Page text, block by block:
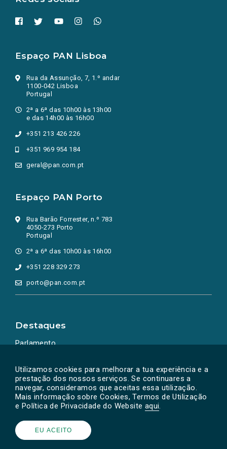
Utilizamos cookies para melhorar a tua experiência e a
prestação dos nossos serviços. Se continuares a
navegar, consideramos que aceitas essa utilização.
Mais informação sobre Cookies, Termos de Utilização
e Política de Privacidade do Website aqui.
EU ACEITO
Espaço PAN Lisboa
Rua da Assunção, 7, 1.º andar
1100-042 Lisboa
Portugal
2ª a 6ª das 10h00 às 13h00
e das 14h00 às 16h00
+351 213 426 226
+351 969 954 184
geral@pan.com.pt
Espaço PAN Porto
Rua Barão Forrester, n.º 783
4050-273 Porto
Portugal
2ª a 6ª das 10h00 às 16h00
+351 228 329 273
porto@pan.com.pt
Destaques
Parlamento
Powered by © PAN 2026